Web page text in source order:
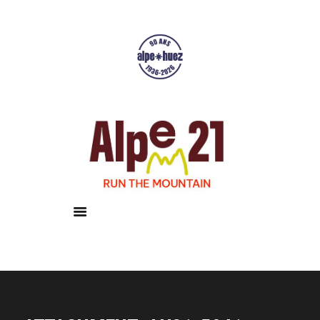
Résultats
Galerie
Infos pratiques